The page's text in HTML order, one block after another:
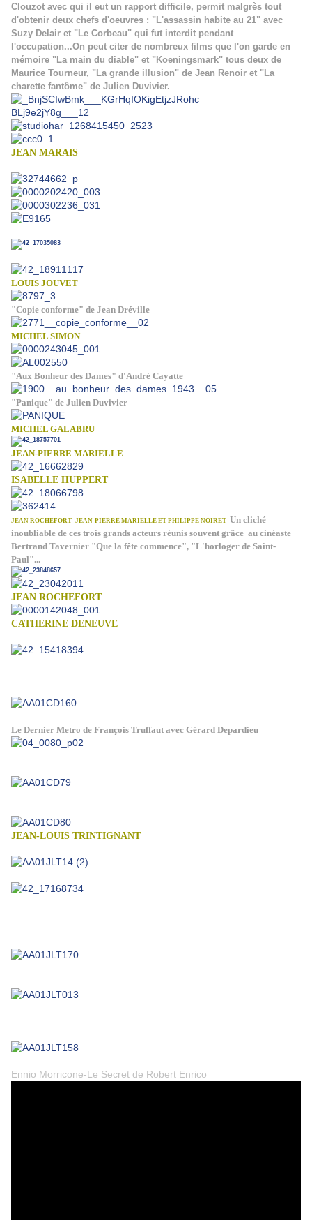
Clouzot avec qui il eut un rapport difficile, permit malgrès tout
d'obtenir deux chefs d'oeuvres : "L'assassin habite au 21" avec
Suzy Delair et "Le Corbeau" qui fut interdit pendant
l'occupation...On peut citer de nombreux films que l'on garde en
mémoire "La main du diable" et "Koeningsmark" tous deux de
Maurice Tourneur, "La grande illusion" de Jean Renoir et "La
charette fantôme" de Julien Duvivier.
JEAN MARAIS
LOUIS JOUVET
"Copie conforme" de Jean Dréville
MICHEL SIMON
"Aux Bonheur des Dames" d'André Cayatte
"Panique" de Julien Duvivier
MICHEL GALABRU
JEAN-PIERRE MARIELLE
ISABELLE HUPPERT
JEAN ROCHEFORT -JEAN-PIERRE MARIELLE ET PHILIPPE NOIRET -Un cliché
inoubliable de ces trois grands acteurs réunis souvent grâce au cinéaste
Bertrand Tavernier "Que la fête commence", "L'horloger de Saint-
Paul"...
JEAN ROCHEFORT
CATHERINE DENEUVE
Le Dernier Metro de François Truffaut avec Gérard Depardieu
JEAN-LOUIS TRINTIGNANT
Ennio Morricone-Le Secret de Robert Enrico